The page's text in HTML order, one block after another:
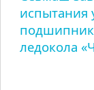
испытания
ледокола